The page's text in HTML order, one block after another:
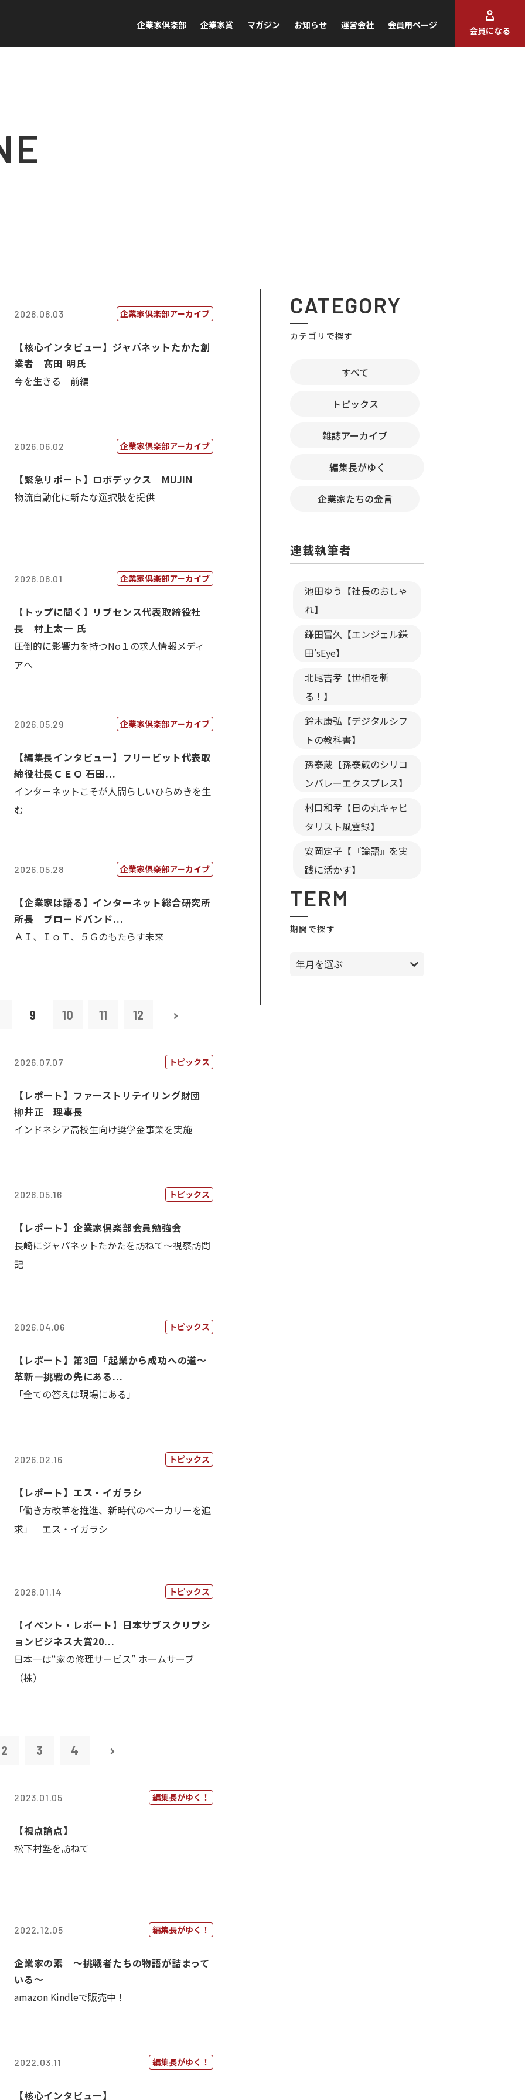
企業家倶楽部 企業家賞 マガジン お知らせ 運営会社 会員用ページ
会員になる
2026.06.03 企業家倶楽部アーカイブ
【核心インタビュー】ジャパネットたかた創
業者 髙田 明氏
今を生きる 前編
2026.06.02 企業家倶楽部アーカイブ
【緊急リポート】ロボデックス MUJIN
物流自動化に新たな選択肢を提供
2026.06.01 企業家倶楽部アーカイブ
【トップに聞く】リブセンス代表取締役社
長 村上太一 氏
圧倒的に影響力を持つNo１の求人情報メディ
アへ
2026.05.29 企業家倶楽部アーカイブ
【編集長インタビュー】フリービット代表取
締役社長ＣＥＯ 石田...
インターネットこそが人間らしいひらめきを生
む
2026.05.28 企業家倶楽部アーカイブ
【企業家は語る】インターネット総合研究所
所長 ブロードバンド...
ＡＩ、ＩｏＴ、５Ｇのもたらす未来
9 10 11 12
2026.07.07 トピックス
【レポート】ファーストリテイリング財団
柳井正 理事長
インドネシア高校生向け奨学金事業を実施
2026.05.16 トピックス
【レポート】企業家倶楽部会員勉強会
長崎にジャパネットたかたを訪ねて～視察訪問
記
2026.04.06 トピックス
【レポート】第3回「起業から成功への道～
革新―挑戦の先にある...
「全ての答えは現場にある」
2026.02.16 トピックス
【レポート】エス・イガラシ
「働き方改革を推進、新時代のベーカリーを追
求」 エス・イガラシ
2026.01.14 トピックス
【イベント・レポート】日本サブスクリプシ
ョンビジネス大賞20...
日本一は“家の修理サービス” ホームサーブ
（株）
2 3 4
2023.01.05 編集長がゆく！
【視点論点】
松下村塾を訪ねて
2022.12.05 編集長がゆく！
企業家の素 〜挑戦者たちの物語が詰まって
いる〜
amazon Kindleで販売中！
2022.03.11 編集長がゆく！
【核心インタビュー】
CATEGORY
カテゴリで探す
すべて
トピックス
雑誌アーカイブ
編集長がゆく
企業家たちの金言
連載執筆者
池田ゆう【社長のおしゃ
れ】
鎌田富久【エンジェル鎌
田’sEye】
北尾吉孝【世相を斬
る！】
鈴木康弘【デジタルシフ
トの教科書】
孫泰蔵【孫泰蔵のシリコ
ンバレーエクスプレス】
村口和孝【日の丸キャピ
タリスト風雲録】
安岡定子【『論語』を実
践に活かす】
TERM
期間で探す
年月を選ぶ